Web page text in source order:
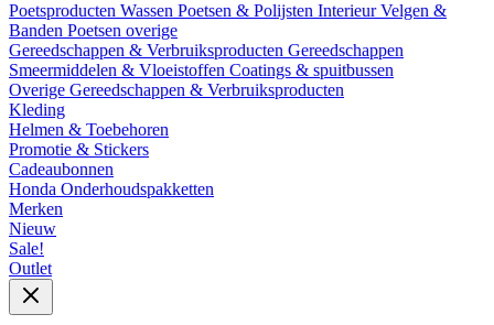
Poetsproducten Wassen Poetsen & Polijsten InterieurVelgen &
Banden Poetsen overige
Gereedschappen & Verbruiksproducten Gereedschappen
Smeermiddelen & Vloeistoffen Coatings & spuitbussen
Overige Gereedschappen & Verbruiksproducten
Kleding
Helmen & Toebehoren
Promotie & Stickers
Cadeaubonnen
Honda Onderhoudspakketten
Merken
Nieuw
Sale!
Outlet